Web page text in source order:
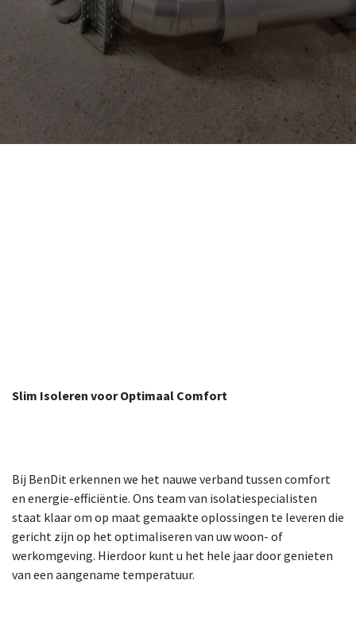
Slim Isoleren voor Optimaal Comfort
Bij BenDit erkennen we het nauwe verband tussen comfort
en energie-efficiëntie. Ons team van isolatiespecialisten
staat klaar om op maat gemaakte oplossingen te leveren die
gericht zijn op het optimaliseren van uw woon- of
werkomgeving. Hierdoor kunt u het hele jaar door genieten
van een aangename temperatuur.